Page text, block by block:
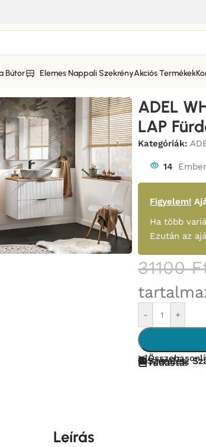
Bútor Elemes Nappali SzekrényAkciós Termékek
ADEL
LAP
Kategóriák:
14
Figyelem!
Ha több
Ezután az
31100
- +
Szerelés,
Tudástár
Leírás